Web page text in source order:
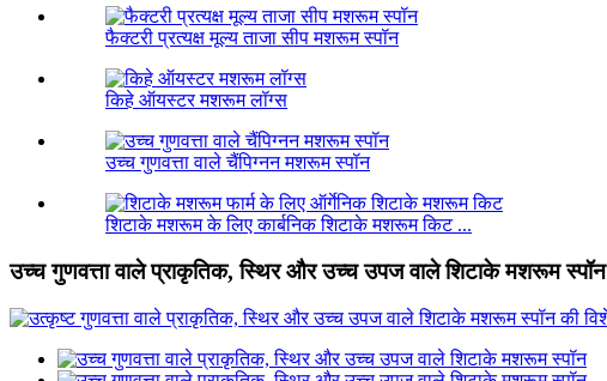
फैक्टरी प्रत्यक्ष मूल्य ताजा सीप मशरूम स्पॉन
किहे ऑयस्टर मशरूम लॉग्स
उच्च गुणवत्ता वाले चैंपिग्नन मशरूम स्पॉन
शिटाके मशरूम के लिए कार्बनिक शिटाके मशरूम किट ...
उच्च गुणवत्ता वाले प्राकृतिक, स्थिर और उच्च उपज वाले शिटाके मशरूम स्पॉन